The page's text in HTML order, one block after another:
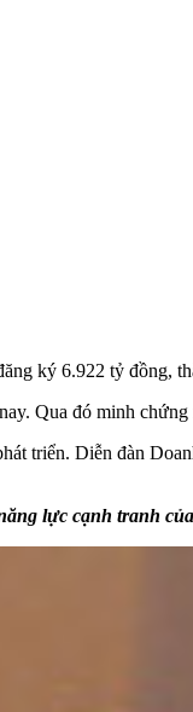
ký 6.922 tỷ đồng,
Qua đó minh
triển. Diễn đàn
lực cạnh tranh